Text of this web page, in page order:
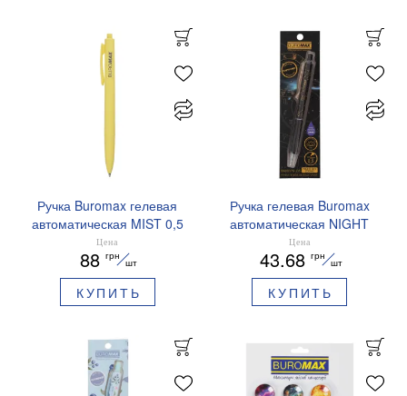
Ручка Buromax гелевая
автоматическая MIST 0,5
мм синие чернила
BM.83103
Цена
88 грн
шт
КУПИТЬ
Ручка гелевая Buromax
автоматическая NIGHT
SKY ZODIAC 0.5 мм
ароматизированный грипп
синие чернила BM.8379-
01
Цена
43.68 грн
шт
КУПИТЬ